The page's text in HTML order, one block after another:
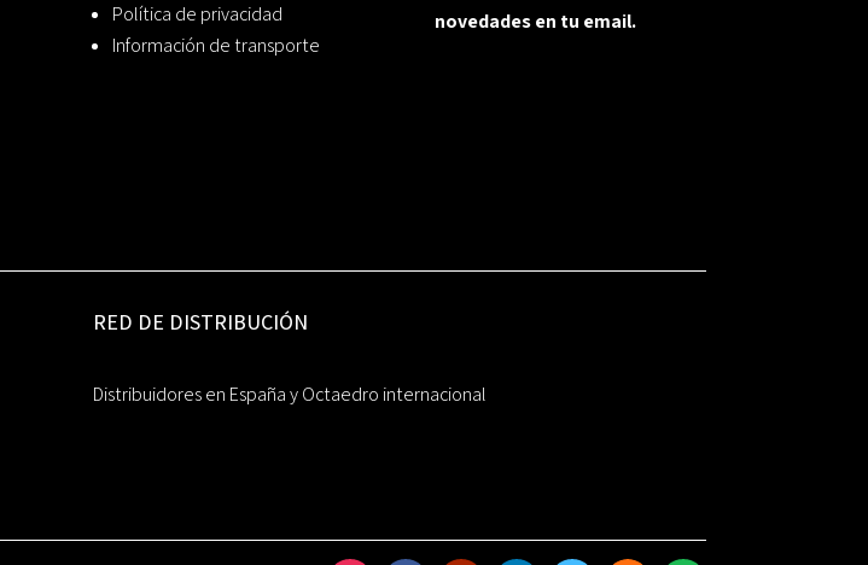
Política de privacidad
Información de transporte
novedades en tu email.
RED DE DISTRIBUCIÓN
Distribuidores en España y Octaedro internacional